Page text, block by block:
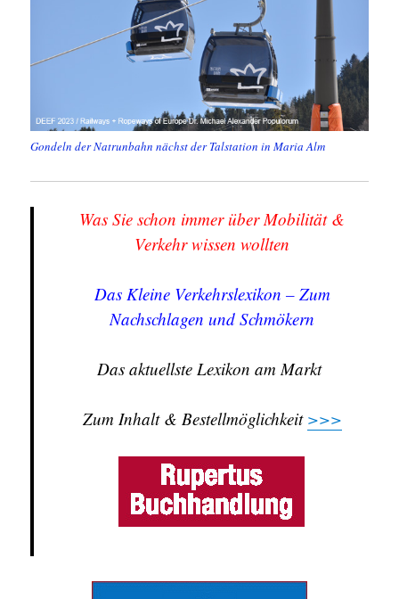
Gondeln der Natrunbahn nächst der Talstation in Maria Alm
Was Sie schon immer über Mobilität &
Verkehr wissen wollten
Das Kleine Verkehrslexikon – Zum
Nachschlagen und Schmökern
Das aktuellste Lexikon am Markt
Zum Inhalt & Bestellmöglichkeit >>>